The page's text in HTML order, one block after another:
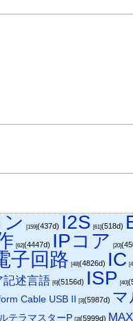
[159](437d) I2S [61](518d)
[62](4447d) IPコア [20]
子回路 [48](4826d) IC
記述言語 [6](5156d) ISP [40]
Cable USB II [3](5987d) マ
テラマスターP [3](5999d)